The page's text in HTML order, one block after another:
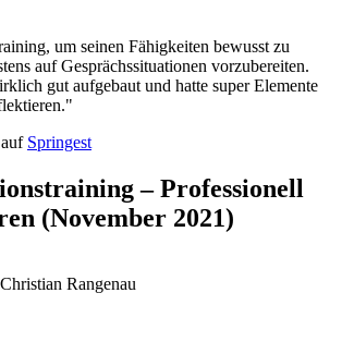
um seinen Fähigkeiten bewusst zu
auf Gesprächssituationen vorzubereiten.
gut aufgebaut und hatte super Elemente
Springest
– Professionell
(November 2021)
Rangenau